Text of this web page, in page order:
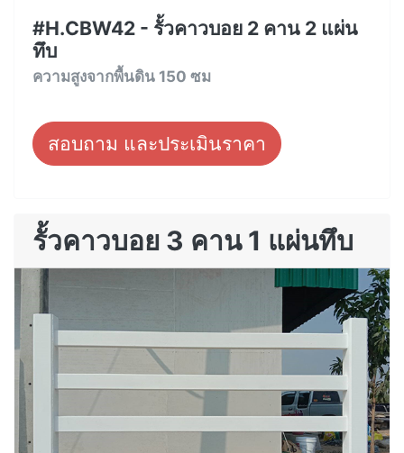
#H.CBW42 - รั้วคาวบอย 2 คาน 2 แผ่น
ทึบ
ความสูงจากพื้นดิน 150 ซม
สอบถาม และประเมินราคา
รั้วคาวบอย 3 คาน 1 แผ่นทึบ